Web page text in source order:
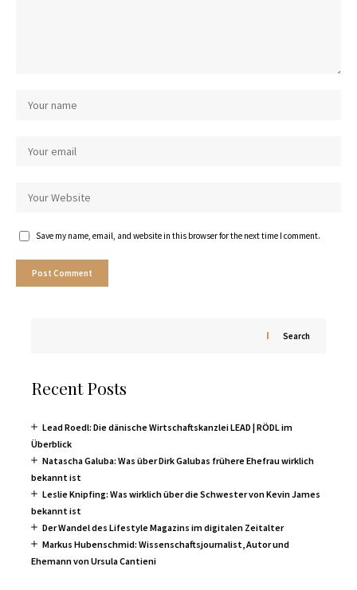
Save my name, email, and website in this browser for the next time I comment.
Search
Recent Posts
Lead Roedl: Die dänische Wirtschaftskanzlei LEAD | RÖDL im
Überblick
Natascha Galuba: Was über Dirk Galubas frühere Ehefrau wirklich
bekannt ist
Leslie Knipfing: Was wirklich über die Schwester von Kevin James
bekannt ist
Der Wandel des Lifestyle Magazins im digitalen Zeitalter
Markus Hubenschmid: Wissenschaftsjournalist, Autor und
Ehemann von Ursula Cantieni